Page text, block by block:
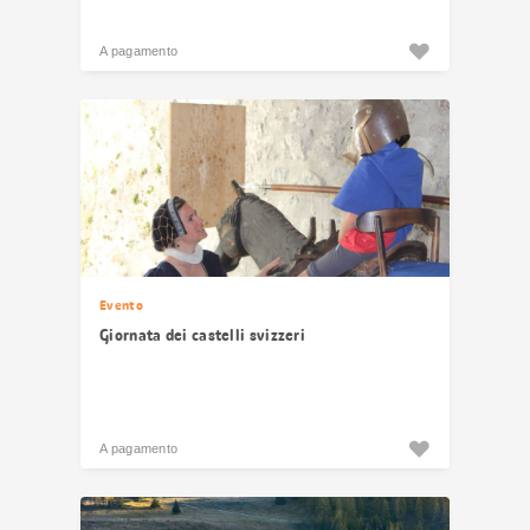
A pagamento
Evento
Giornata dei castelli svizzeri
A pagamento